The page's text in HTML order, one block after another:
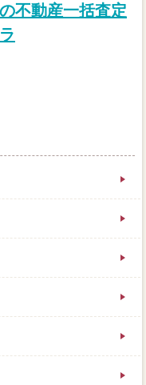
不動産一括査定
が高くれたと聞き
は誰にローンを払
的で出せば植木が